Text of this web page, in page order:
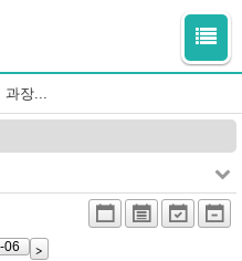
과장...
>